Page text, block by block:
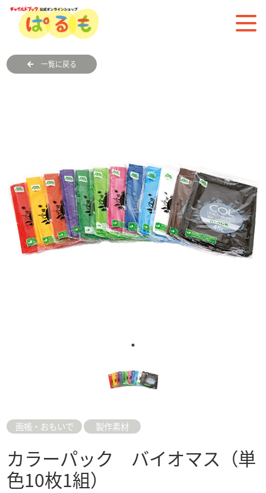
一覧に戻る
画帳・おもいで 製作素材
カラーパック バイオマス（単
色10枚1組）